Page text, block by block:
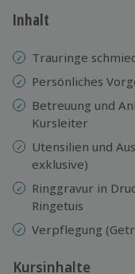
3 Jahre gültig &
Inhalt
Trauringe
Persönliches
Betreuung und
Kursleiter
Utensilien und
exklusive)
Ringgravur in
Ringetuis
Verpflegung
Kursinhalte